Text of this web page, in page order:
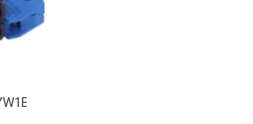
A1E11W 1NO+1NC (Trắng)